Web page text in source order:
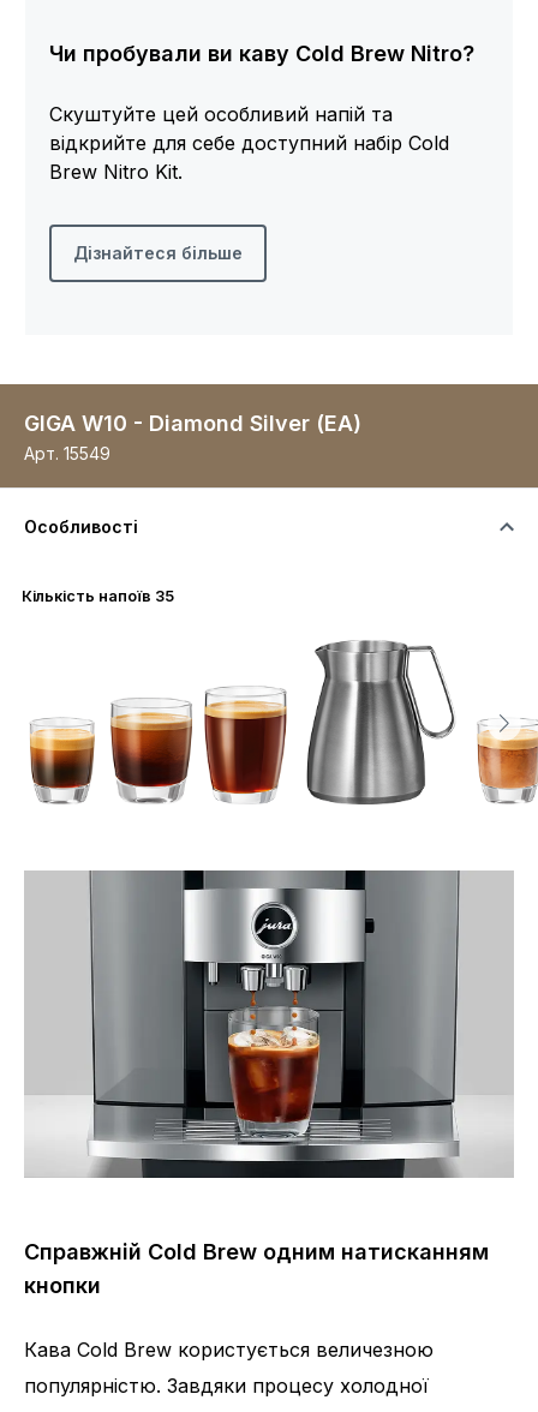
Чи пробували ви каву Cold Brew Nitro?
Скуштуйте цей особливий напій та
відкрийте для себе доступний набір Cold
Brew Nitro Kit.
Дізнайтеся більше
GIGA W10 - Diamond Silver (EA)
Арт. 15549
Особливості
Справжній Cold Brew одним натисканням
кнопки
Кава Cold Brew користується величезною
популярністю. Завдяки процесу холодної